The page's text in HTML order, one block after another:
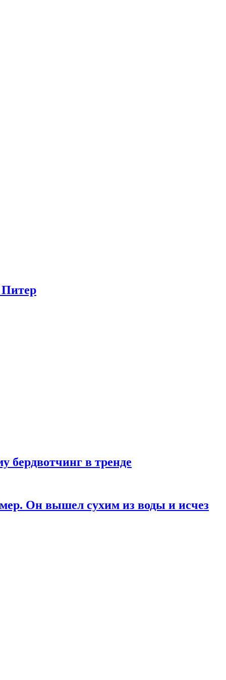
Питер
бердвотчинг в тренде
Он вышел сухим из воды и исчез